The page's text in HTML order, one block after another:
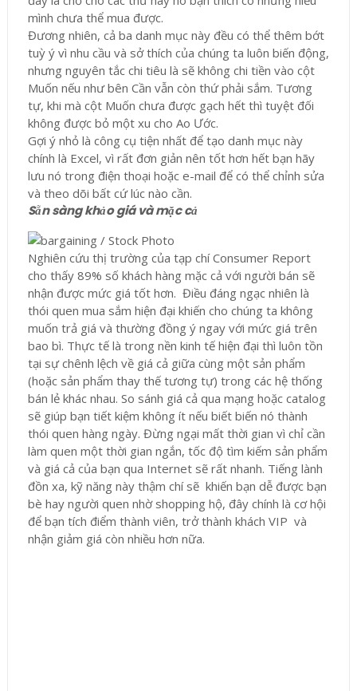
mình chưa thể mua được.
Đương nhiên, cả ba danh mục này đều có thể thêm bớt
tuỳ ý vì nhu cầu và sở thích của chúng ta luôn biến động,
nhưng nguyên tắc chi tiêu là sẽ không chi tiền vào cột
Muốn nếu như bên Cần vẫn còn thứ phải sắm. Tương
tự, khi mà cột Muốn chưa được gạch hết thì tuyệt đối
không được bỏ một xu cho Ao Ước.
Gợi ý nhỏ là công cụ tiện nhất để tạo danh mục này
chính là Excel, vì rất đơn giản nên tốt hơn hết bạn hãy
lưu nó trong điện thoại hoặc e-mail để có thể chỉnh sửa
và theo dõi bất cứ lúc nào cần.
Sẵn sàng khảo giá và mặc cả
Nghiên cứu thị trường của tạp chí Consumer Report
cho thấy 89% số khách hàng mặc cả với người bán sẽ
nhận được mức giá tốt hơn. Điều đáng ngạc nhiên là
thói quen mua sắm hiện đại khiến cho chúng ta không
muốn trả giá và thường đồng ý ngay với mức giá trên
bao bì. Thực tế là trong nền kinh tế hiện đại thì luôn tồn
tại sự chênh lệch về giá cả giữa cùng một sản phẩm
(hoặc sản phẩm thay thế tương tự) trong các hệ thống
bán lẻ khác nhau. So sánh giá cả qua mạng hoặc catalog
sẽ giúp bạn tiết kiệm không ít nếu biết biến nó thành
thói quen hàng ngày. Đừng ngại mất thời gian vì chỉ cần
làm quen một thời gian ngắn, tốc độ tìm kiếm sản phẩm
và giá cả của bạn qua Internet sẽ rất nhanh. Tiếng lành
đồn xa, kỹ năng này thậm chí sẽ khiến bạn dễ được bạn
bè hay người quen nhờ shopping hộ, đây chính là cơ hội
để bạn tích điểm thành viên, trở thành khách VIP và
nhận giảm giá còn nhiều hơn nữa.